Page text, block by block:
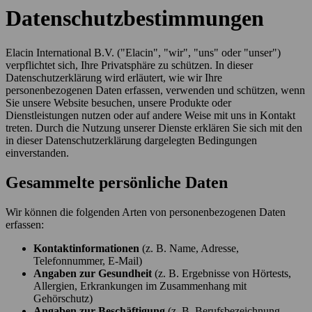
Datenschutzbestimmungen
Elacin International B.V. ("Elacin", "wir", "uns" oder "unser")
verpflichtet sich, Ihre Privatsphäre zu schützen. In dieser
Datenschutzerklärung wird erläutert, wie wir Ihre
personenbezogenen Daten erfassen, verwenden und schützen, wenn
Sie unsere Website besuchen, unsere Produkte oder
Dienstleistungen nutzen oder auf andere Weise mit uns in Kontakt
treten. Durch die Nutzung unserer Dienste erklären Sie sich mit den
in dieser Datenschutzerklärung dargelegten Bedingungen
einverstanden.
Gesammelte persönliche Daten
Wir können die folgenden Arten von personenbezogenen Daten
erfassen:
Kontaktinformationen (z. B. Name, Adresse,
Telefonnummer, E-Mail)
Angaben zur Gesundheit (z. B. Ergebnisse von Hörtests,
Allergien, Erkrankungen im Zusammenhang mit
Gehörschutz)